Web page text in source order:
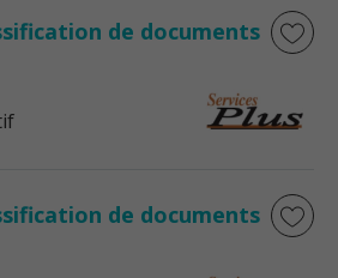
de documents
de documents